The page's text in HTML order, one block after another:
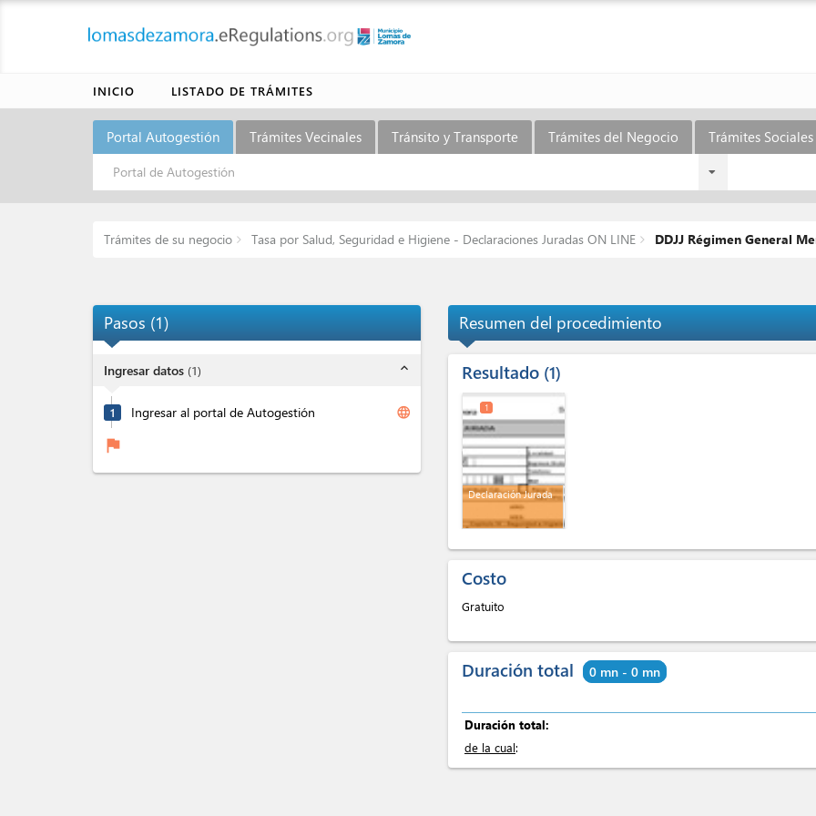
INICIO LISTADO DE TRÁMITES
Portal Autogestión Trámites Vecinales Tránsito y Transporte Trámites del Negocio Trámites
Portal de Autogestión
Trámites de su negocio Tasa por Salud, Seguridad e Higiene - Declaraciones Juradas ON LINE DDJJ Régimen General
Pasos (1)
Ingresar datos (1) expand_less
1 Ingresar al portal de Autogestión language
flag
Resumen del procedimiento
Resultado 1
Declaración Jurada
1
Costo
Gratuito
Duración total 0 mn - 0 mn
Duración total:
de la cual: